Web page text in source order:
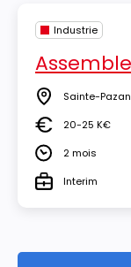
Industrie
Lieu Sainte-
Salaire20-25 K€
Durée2 mois
TypeInterim